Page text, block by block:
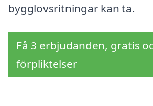
bygglovsritningar kan ta.
Få 3 erbjudanden, gratis
förpliktelser